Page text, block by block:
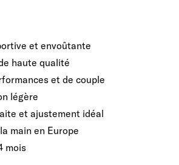
et envoûtante
haute qualité
et de couple
légère
et ajustement idéal
main en Europe
mois